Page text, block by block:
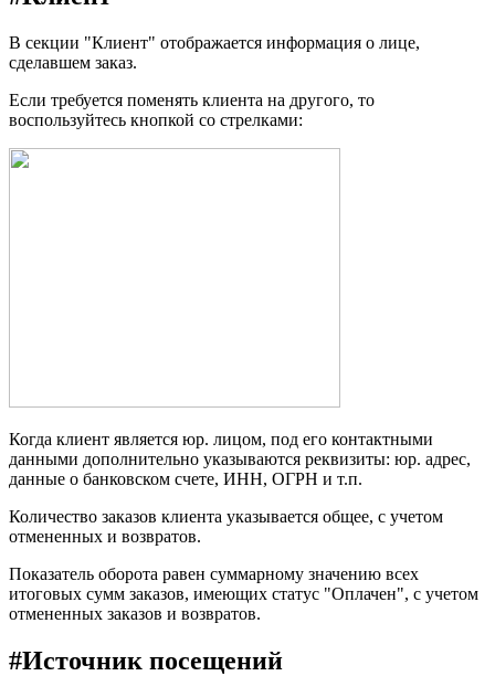
В секции "Клиент" отображается информация о лице,
сделавшем заказ.
Если требуется поменять клиента на другого, то
воспользуйтесь кнопкой со стрелками:
Когда клиент является юр. лицом, под его контактными
данными дополнительно указываются реквизиты: юр. адрес,
данные о банковском счете, ИНН, ОГРН и т.п.
Количество заказов клиента указывается общее, с учетом
отмененных и возвратов.
Показатель оборота равен суммарному значению всех
итоговых сумм заказов, имеющих статус "Оплачен", с учетом
отмененных заказов и возвратов.
#Источник посещений